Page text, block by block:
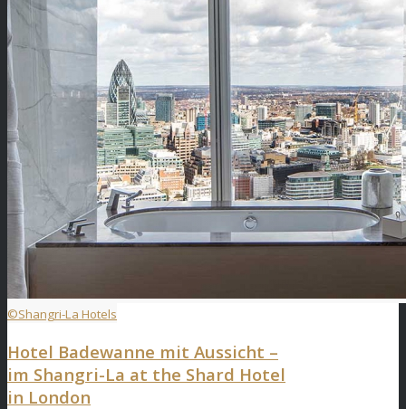
©Shangri-La Hotels
Hotel Badewanne mit Aussicht –
im Shangri-La at the Shard Hotel
in London